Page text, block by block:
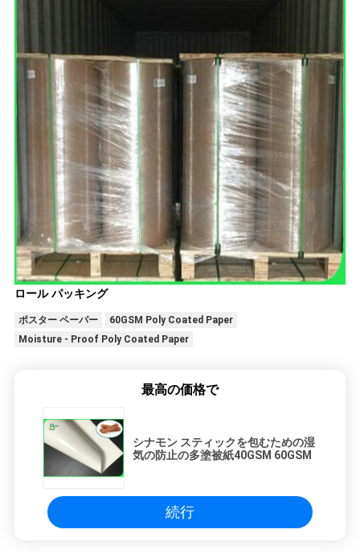
ロール パッキング
ポスター ペーパー
60GSM Poly Coated Paper
Moisture - Proof Poly Coated Paper
最高の価格で
シナモン スティックを包むための湿
気の防止の多塗被紙40GSM 60GSM
続行